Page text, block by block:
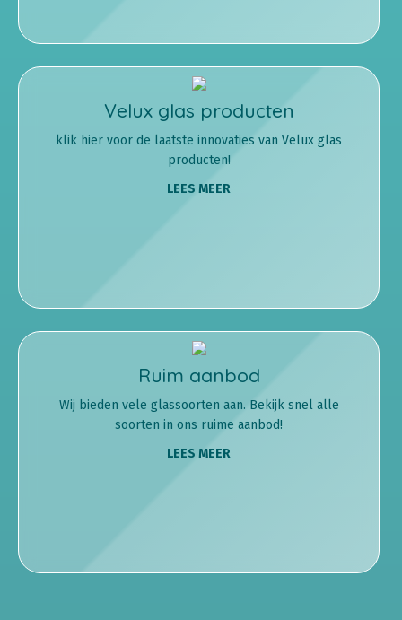
Velux glas producten
klik hier voor de laatste innovaties van Velux glas
producten!
LEES MEER
Ruim aanbod
Wij bieden vele glassoorten aan. Bekijk snel alle
soorten in ons ruime aanbod!
LEES MEER